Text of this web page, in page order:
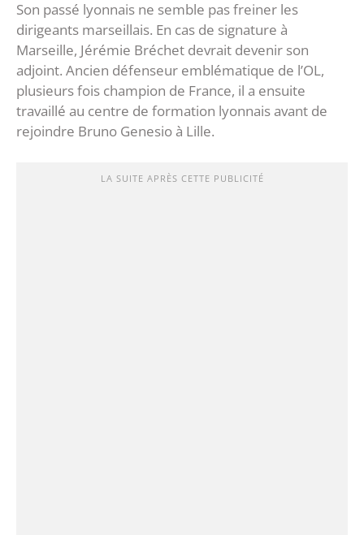
Son passé lyonnais ne semble pas freiner les
dirigeants marseillais. En cas de signature à
Marseille, Jérémie Bréchet devrait devenir son
adjoint. Ancien défenseur emblématique de l’OL,
plusieurs fois champion de France, il a ensuite
travaillé au centre de formation lyonnais avant de
rejoindre Bruno Genesio à Lille.
LA SUITE APRÈS CETTE PUBLICITÉ